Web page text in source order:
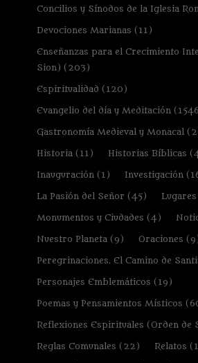
Concilios y Sínodos de la Iglesia
Devociones Marianas (11)
Enseñanzas para el Crecimiento
Sion) (203)
Espiritualidad (120)
Evangelio del día y Meditación
Gastronomía Medieval y Monacal
Historia(11) Historias Bíblicas
Inauguración(1) Investigación
La Pasión del Señor (45)
Monumentos y Ciudades (4)
Nuestro Planeta(9) Oraciones
Peregrinaciones. El Camino de
Personajes Emblemáticos (19)
Poemas y Pensamientos Místicos
Reflexiones Espirituales (Orden de
Reglas Comunales (22) Relatos